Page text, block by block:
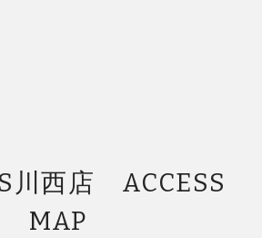
川西店 ACCESS
MAP